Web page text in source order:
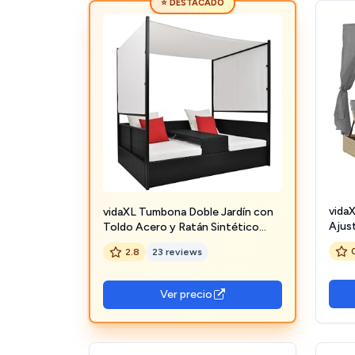
⭐ DESTACADO
vidaXL Tumbona Doble Jardín con
Toldo Acero y Ratán Sintético
Negro Hamaca
2.8 23 reviews
Ver precio
Ideal